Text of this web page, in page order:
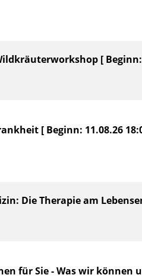
[
[ Beginn: 11.08.26
Die Therapie am
für Sie - Was wir können